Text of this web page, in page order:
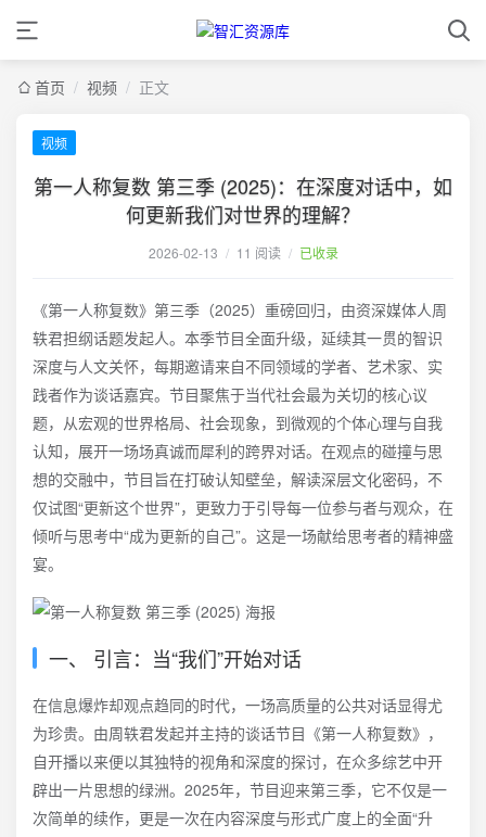
首页 / 视频 / 正文
视频
第一人称复数 第三季 (2025)：在深度对话中，如
何更新我们对世界的理解？
2026-02-13 / 11 阅读 / 已收录
《第一人称复数》第三季（2025）重磅回归，由资深媒体人周
轶君担纲话题发起人。本季节目全面升级，延续其一贯的智识
深度与人文关怀，每期邀请来自不同领域的学者、艺术家、实
践者作为谈话嘉宾。节目聚焦于当代社会最为关切的核心议
题，从宏观的世界格局、社会现象，到微观的个体心理与自我
认知，展开一场场真诚而犀利的跨界对话。在观点的碰撞与思
想的交融中，节目旨在打破认知壁垒，解读深层文化密码，不
仅试图“更新这个世界”，更致力于引导每一位参与者与观众，在
倾听与思考中“成为更新的自己”。这是一场献给思考者的精神盛
宴。
一、 引言：当“我们”开始对话
在信息爆炸却观点趋同的时代，一场高质量的公共对话显得尤
为珍贵。由周轶君发起并主持的谈话节目《第一人称复数》，
自开播以来便以其独特的视角和深度的探讨，在众多综艺中开
辟出一片思想的绿洲。2025年，节目迎来第三季，它不仅是一
次简单的续作，更是一次在内容深度与形式广度上的全面“升